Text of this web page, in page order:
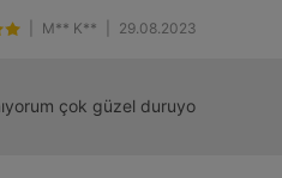
M** K** 29.08.2023
çok güzel duruyo